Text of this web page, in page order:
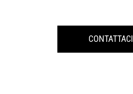
CONTATTACI